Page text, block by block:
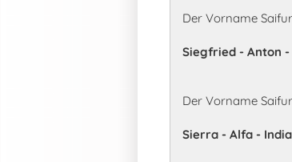
Der Vorname
Siegfried - Anton
Der Vorname
Sierra - Alfa -